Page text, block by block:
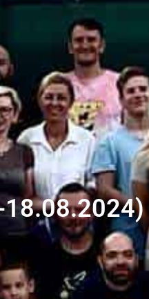
18.08.2024)